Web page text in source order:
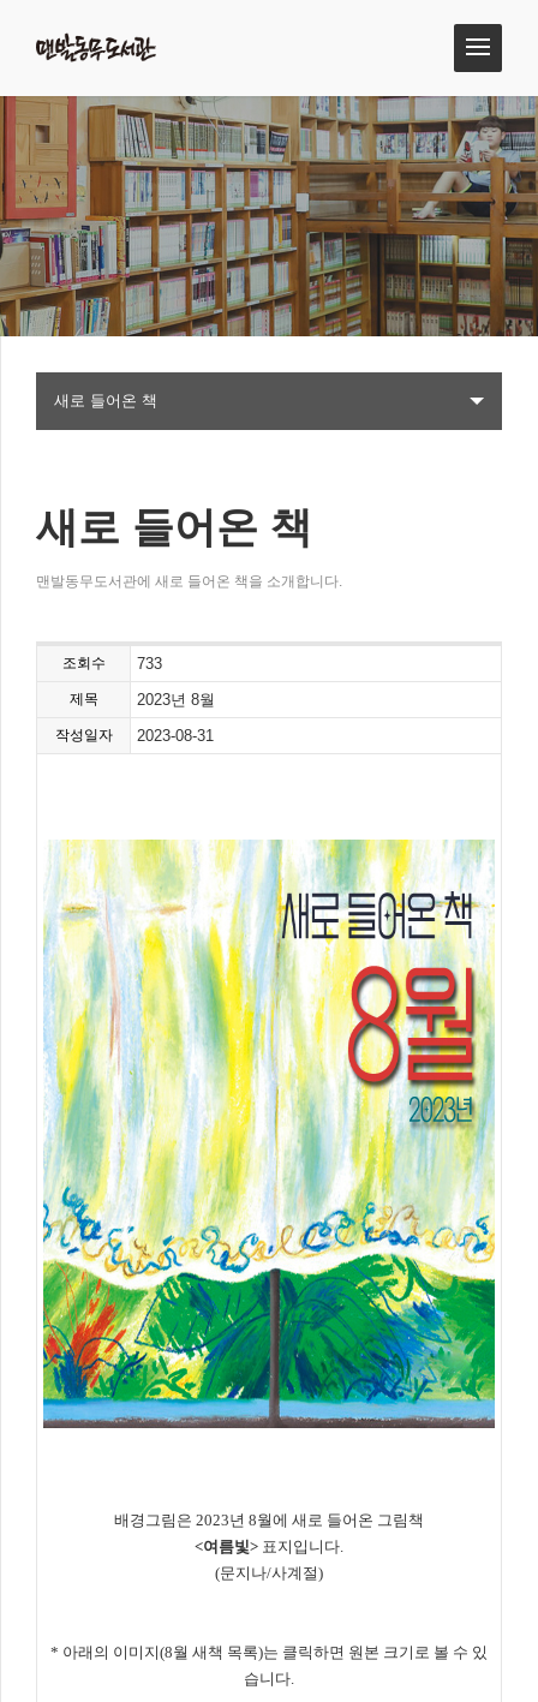
새로 들어온 책
새로 들어온 책
맨발동무도서관에 새로 들어온 책을 소개합니다.
조회수 733
제목 2023년 8월
작성일자 2023-08-31
배경그림은 2023년 8월에 새로 들어온 그림책
<여름빛> 표지입니다.
(문지나/사계절)
* 아래의 이미지(8월 새책 목록)는 클릭하면 원본 크기로 볼 수 있
습니다.